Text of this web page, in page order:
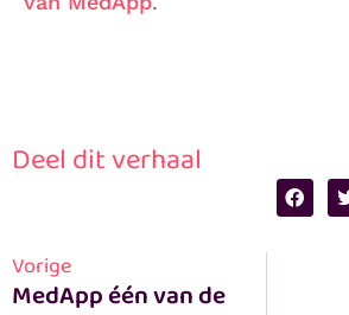
Deel dit verhaal
Vorige
MedApp één van de